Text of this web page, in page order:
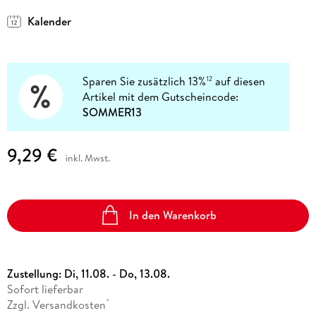
Kalender
Sparen Sie zusätzlich 13%12 auf diesen
Artikel mit dem Gutscheincode:
SOMMER13
9,29 € inkl. Mwst.
In den Warenkorb
Zustellung: Di, 11.08. - Do, 13.08.
Sofort lieferbar
Zzgl. Versandkosten *